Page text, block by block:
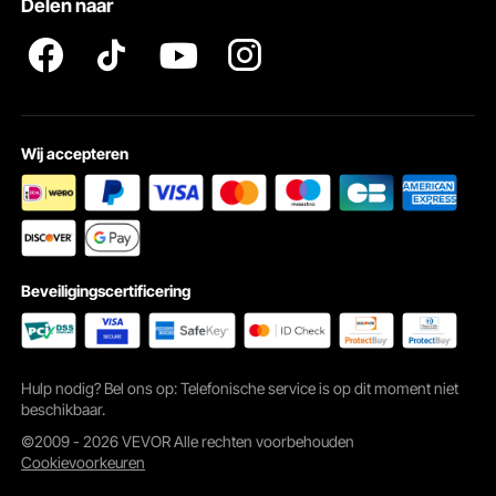
Delen naar
Wij accepteren
Beveiligingscertificering
Hulp nodig? Bel ons op: Telefonische service is op dit moment niet
beschikbaar.
©2009 - 2026 VEVOR Alle rechten voorbehouden
Cookievoorkeuren